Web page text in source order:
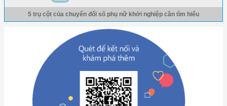
5 trụ cột của chuyển đổi số phụ nữ khởi nghiệp cần tìm hiểu